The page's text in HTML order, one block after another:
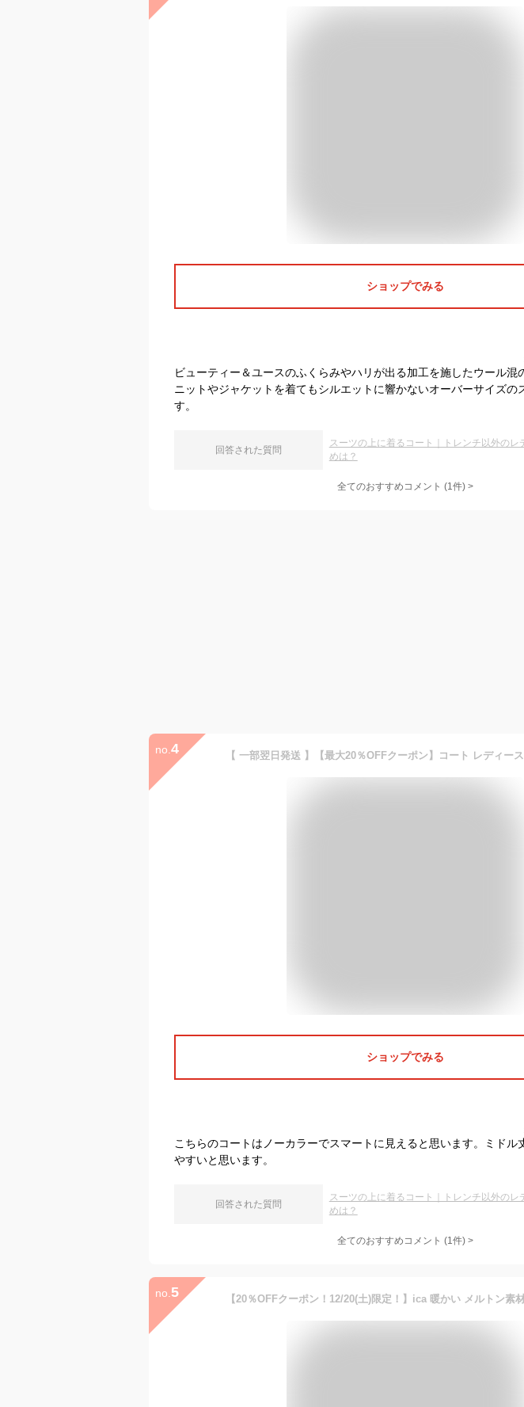
ショップでみる
ビューティー＆ユースのふくらみやハリが出る加工を施したウール混
ニットやジャケットを着てもシルエットに響かないオーバーサイズの
す。
回答された質問
スーツの上に着るコート｜トレンチ以外のレ
めは？
全てのおすすめコメント (1件) >
no. 4
ショップでみる
こちらのコートはノーカラーでスマートに見えると思います。ミドル
やすいと思います。
回答された質問
スーツの上に着るコート｜トレンチ以外のレ
めは？
全てのおすすめコメント (1件) >
no. 5